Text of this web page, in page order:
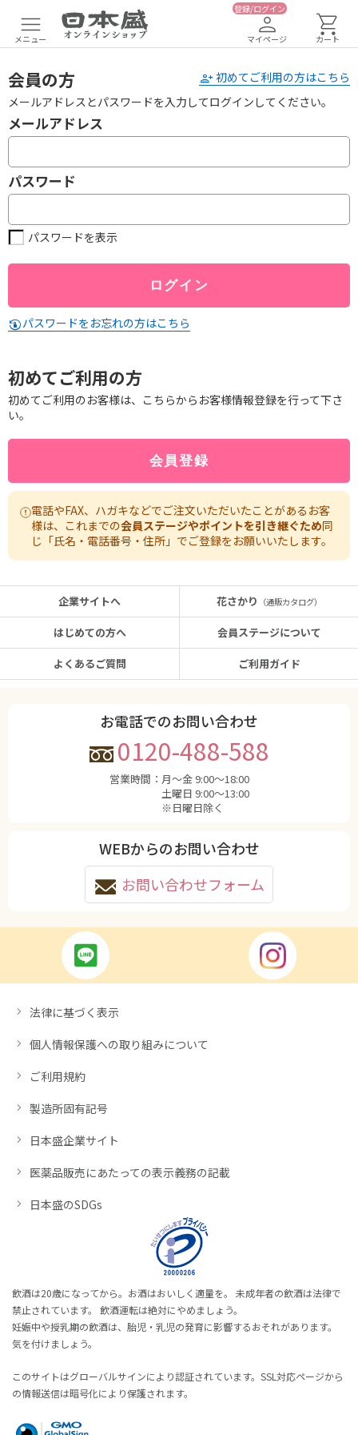
メニュー
登録/ログイン
マイページ カート
初めてご利用の方はこちら
会員の方
メールアドレスとパスワードを入力してログインしてください。
メールアドレス
パスワード
パスワードを表示
パスワードをお忘れの方はこちら
初めてご利用の方
初めてご利用のお客様は、こちらからお客様情報登録を行って下さ
い。
電話やFAX、ハガキなどでご注文いただいたことがあるお客
様は、これまでの会員ステージやポイントを引き継ぐため同
じ「氏名・電話番号・住所」でご登録をお願いいたします。
企業サイトへ
はじめての方へ
よくあるご質問
花さかり （通販カタログ）
会員ステージについて
ご利用ガイド
お電話でのお問い合わせ
0120-488-588
営業時間： 月〜金 9:00〜18:00
土曜日 9:00〜13:00
※日曜日除く
WEBからのお問い合わせ
お問い合わせフォーム
法律に基づく表示
個人情報保護への取り組みについて
ご利用規約
製造所固有記号
日本盛企業サイト
医薬品販売にあたっての表示義務の記載
日本盛のSDGs
飲酒は20歳になってから。お酒はおいしく適量を。 未成年者の飲酒は法律で
禁止されています。 飲酒運転は絶対にやめましょう。
妊娠中や授乳期の飲酒は、胎児・乳児の発育に影響するおそれがあります。
気を付けましょう。
このサイトはグローバルサインにより認証されています。SSL対応ページから
の情報送信は暗号化により保護されます。